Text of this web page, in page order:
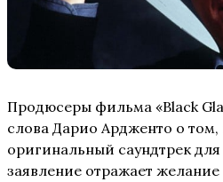
Продюсеры фильма «Black
слова Дарио Ардженто о том,
оригинальный саундтрек
заявление отражает